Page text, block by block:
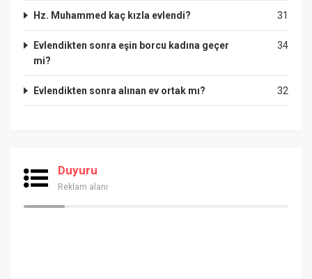
31
Hz. Muhammed kaç kızla evlendi?
34
Evlendikten sonra eşin borcu kadına geçer
mi?
32
Evlendikten sonra alınan ev ortak mı?
Duyuru
Reklam alanı